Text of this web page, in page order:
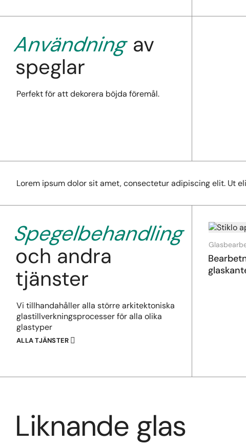
Användningav
speglar
Perfekt för att dekorera böjda föremål.
Lorem ipsum dolor sit amet, consectetur adipiscing elit. Ut
Spegelbehandling
och andra
tjänster
Vi tillhandahåller alla större arkitektoniska
glastillverkningsprocesser för alla olika
glastyper
ALLA TJÄNSTER
Liknande glas